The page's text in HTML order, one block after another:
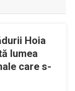
Hoia
lumea
care s-